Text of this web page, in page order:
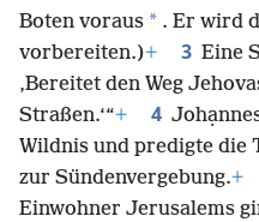
Boten voraus * . Er wird
vorbereiten.)+ 3 Eine
‚Bereitet den Weg
Straßen.‘“+ 4
Wildnis und predigte die
zur Sündenvergebung.+
Einwohner Jerusalems